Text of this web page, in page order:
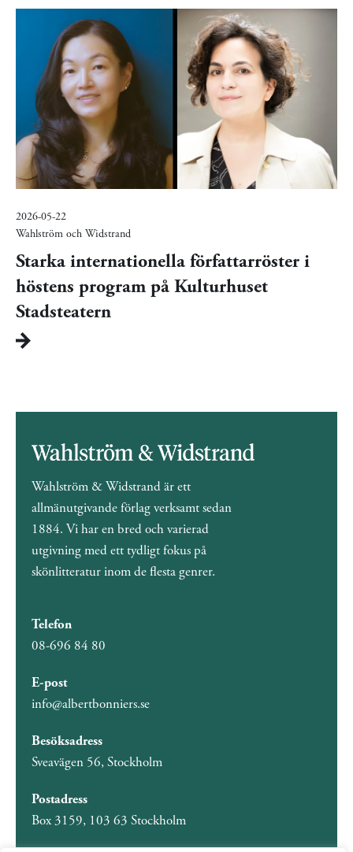
2026-05-22
Wahlström och Widstrand
Starka internationella författarröster i
höstens program på Kulturhuset
Stadsteatern
Wahlström & Widstrand är ett
allmänutgivande förlag verksamt sedan
1884. Vi har en bred och varierad
utgivning med ett tydligt fokus på
skönlitteratur inom de flesta genrer.
Telefon
08-696 84 80
E-post
info@albertbonniers.se
Besöksadress
Sveavägen 56, Stockholm
Postadress
Box 3159, 103 63 Stockholm